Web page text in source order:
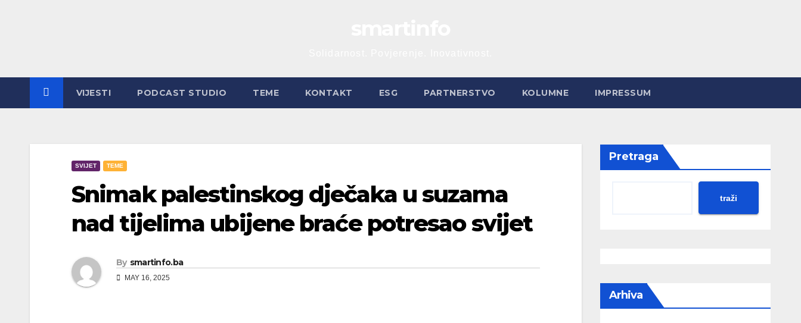
VIJESTI PODCAST STUDIO TEME KONTAKT ESG PARTNERSTVO KOLUMNE IMPRESSUM
SVIJET TEME
Snimak palestinskog dječaka u suzama
nad tijelima ubijene braće potresao svijet
By smartinfo.ba
MAY 16, 2025
Pretraga
traži
Arhiva